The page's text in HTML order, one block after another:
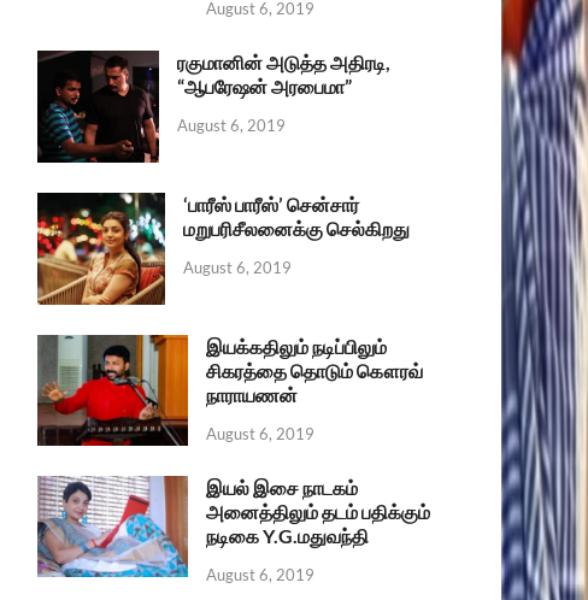
August 6, 2019
ரகுமானின் அடுத்த அதிரடி,
“ஆபரேஷன் அரபைமா”
August 6, 2019
‘பாரீஸ் பாரீஸ்’ சென்சார்
மறுபரிசீலனைக்கு செல்கிறது
August 6, 2019
இயக்கதிலும் நடிப்பிலும்
சிகரத்தை தொடும் கௌரவ்
நாராயணன்
August 6, 2019
இயல் இசை நாடகம்
அனைத்திலும் தடம் பதிக்கும்
நடிகை Y.G.மதுவந்தி
August 6, 2019